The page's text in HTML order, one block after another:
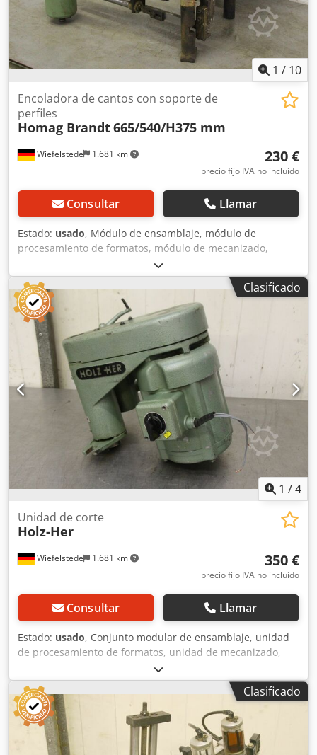
1 / 10
Wiefelstede 1.681 km
Encoladora de cantos con soporte de
perfiles
Homag Brandt665/540/H375 mm
230 €
precio fijo IVA no incluído
Consultar Llamar
Estado: usado, Módulo de ensamblaje, módulo de
procesamiento de formatos, módulo de mecanizado,
módulo de fresado, módulo de fresado de perfiles, módulo
de fresado de ranuras, módulo de corte, perfilador de
doble extremo, máquina para el procesamiento de cantos,
motor de ranurado, motor de mecanizado, motor de
fresado para máquina de procesamiento de cantos,
soporte de perfiles para máquina de encolado de cantos
Csdpfx Aogy T Nbom Toha -Fabricante: Homag, soporte de
perfiles de la máquina de encolado de cantos BRANDT KM
35 -Componentes individuales: véase las fotos -
Dimensiones totales: 665/540/A375 mm -Peso: 30 kg
Clasificado
1 /4
Wiefelstede 1.681 km
Unidad de corte
Holz-Her
350 €
precio fijo IVA no incluído
Consultar Llamar
Estado: usado, Conjunto modular de ensamblaje, unidad
de procesamiento de formatos, unidad de mecanizado,
unidad de fresado, unidad de fresado de formas, unidad
de fresado para uniones, unidad de corte, perfiladora de
doble extremo, máquina de procesamiento de bordes,
motor de ranurado, motor de mecanizado, motor de
fresado para máquina de procesamiento de bordes. -
Cantidad: 1 motor -Tipo de motor: -Potencia: kW -Voltaje:
Clasificado